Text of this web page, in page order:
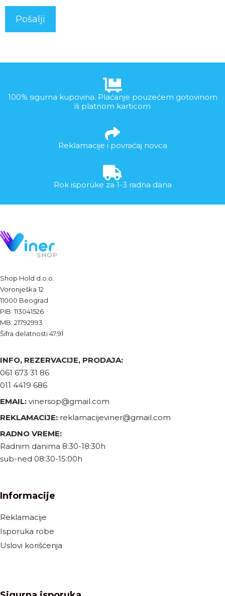
100% sigurna kupovina. Plaćanje pouzećem gotovinom
ili platnom karticom
Reklamacije i povraćaj novca
Rok isporuke za 1-3 radna dana
Shop Hold d.o.o.
Voronješka 12
11000 Beograd
PIB: 113041526
MB: 21792993
Šifra delatnosti 47.91
INFO, REZERVACIJE, PRODAJA:
061 673 31 86
011 4419 686
EMAIL: vinersop@gmail.com
REKLAMACIJE: reklamacijeviner@gmail.com
RADNO VREME:
Radnim danima 8:30-18:30h
sub-ned 08:30-15:00h
Informacije
Reklamacije
Isporuka robe
Uslovi korišćenja